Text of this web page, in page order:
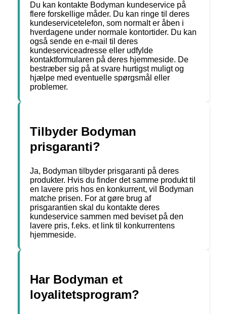
Du kan kontakte Bodyman kundeservice på
flere forskellige måder. Du kan ringe til deres
kundeservicetelefon, som normalt er åben i
hverdagene under normale kontortider. Du kan
også sende en e-mail til deres
kundeserviceadresse eller udfylde
kontaktformularen på deres hjemmeside. De
bestræber sig på at svare hurtigst muligt og
hjælpe med eventuelle spørgsmål eller
problemer.
Tilbyder Bodyman
prisgaranti?
Ja, Bodyman tilbyder prisgaranti på deres
produkter. Hvis du finder det samme produkt til
en lavere pris hos en konkurrent, vil Bodyman
matche prisen. For at gøre brug af
prisgarantien skal du kontakte deres
kundeservice sammen med beviset på den
lavere pris, f.eks. et link til konkurrentens
hjemmeside.
Har Bodyman et
loyalitetsprogram?